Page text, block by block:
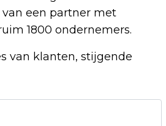
een partner met
1800 ondernemers.
van klanten, stijgende